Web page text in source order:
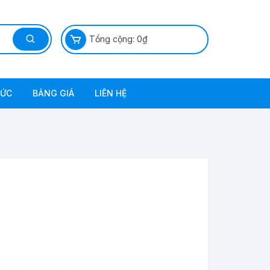
Tổng cộng: 0₫
BẢNG GIÁ LIÊN HỆ